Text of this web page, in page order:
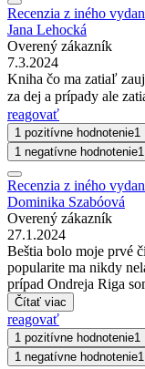
Recenzia z iného
Jana Lehocká
Overený zákazník
7.3.2024
Kniha čo ma zatiaľ
za dej a prípady ale
reagovať
1 pozitívne hodnotenie1
1 negatívne hodnotenie1
Recenzia z iného
Dominika Szabóová
Overený zákazník
27.1.2024
Beštia bolo moje prvé
popularite ma nikdy
prípad Ondreja Riga
Čítať viac
reagovať
1 pozitívne hodnotenie1
1 negatívne hodnotenie1